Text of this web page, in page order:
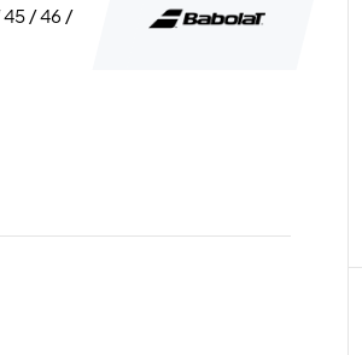
/ 46 /